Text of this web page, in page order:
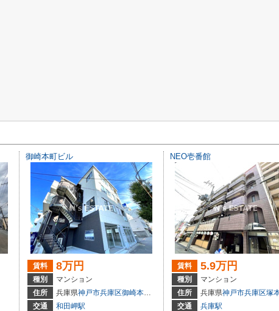
御崎本町ビル
賃料 8万円
種別
マンション
住所
兵庫県神戸市兵庫区御崎本町
２丁目
交通
和田岬駅
NEO壱番館
賃料 5.9万円
種別
マンション
住所
兵庫県神戸市兵庫区塚
交通
兵庫駅